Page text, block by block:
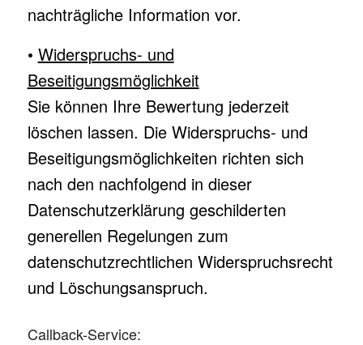
nachträgliche Information vor.
• Widerspruchs- und
Beseitigungsmöglichkeit
Sie können Ihre Bewertung jederzeit
löschen lassen. Die Widerspruchs- und
Beseitigungsmöglichkeiten richten sich
nach den nachfolgend in dieser
Datenschutzerklärung geschilderten
generellen Regelungen zum
datenschutzrechtlichen Widerspruchsrecht
und Löschungsanspruch.
Callback-Service: